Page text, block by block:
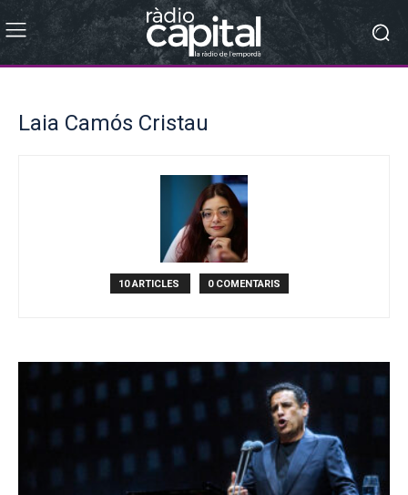
Laia Camós Cristau
10 ARTICLES 0 COMENTARIS